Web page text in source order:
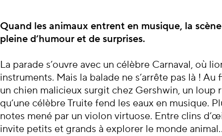
À propos du
Quand les animaux entrent en musique, la
pleine d’humour et de surprises.
La parade s’ouvre avec un célèbre Carnaval, où
instruments. Mais la balade ne s’arrête pas là !
un chien malicieux surgit chez Gershwin, un loup
qu’une célèbre Truite fend les eaux en musique.
notes mené par un violon virtuose. Entre clins
invite petits et grands à explorer le monde